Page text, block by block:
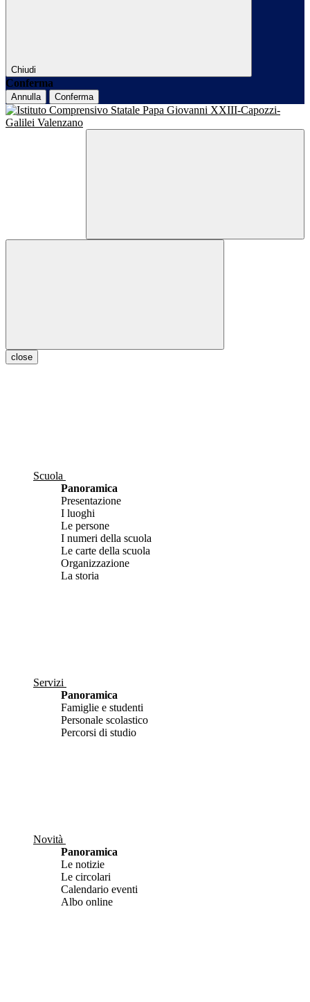
Chiudi
Conferma
Annulla Conferma
close
Scuola
Panoramica
Presentazione
I luoghi
Le persone
I numeri della scuola
Le carte della scuola
Organizzazione
La storia
Servizi
Panoramica
Famiglie e studenti
Personale scolastico
Percorsi di studio
Novità
Panoramica
Le notizie
Le circolari
Calendario eventi
Albo online